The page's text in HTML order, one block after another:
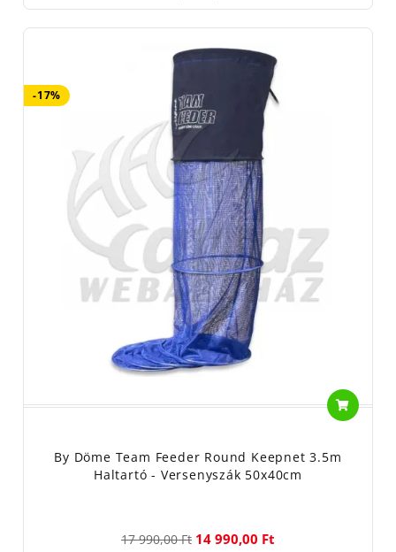
Fox - Fox International Group LTD. Belgium, 21255 Beerse,
Dennenlaan u 3/A
Guru - Korda Europe BV, Hollandia, 6460 BC Kerkrade, PO BOX
Matrix - Fox International Group LTD. Belgium, 21255 Beerse,
Nevis - Top-Fish 2001. Kft, 8200 Veszprém, Ciklámen u.14
Okuma - Rapala VMC France S.A.S Franciaország, 90140
Bourogne, des Chénes u.3
Preston Innovations - Preston Innovations Europe, Belgium,
21255 Beerse, Dennenlaan u 3/A
Prologic - Svendsen Sport A/S, Dánia, 4621 Gadstrup,
Erhervervsparken u.14
Shimano - Shimano Polska SP. Z O.O, Lengyelország, 62023
Gądki, J. Gutenberga 9
Használati útmutató: Haltartó szák, a kifogott halak tárolására
Tisztítása: tiszta vízzel, törlőkendővel
Nem játék, gyermekektől elzárva tartandó!
-17%
By Döme Team Feeder Round Keepnet 3.5m
Haltartó - Versenyszák 50x40cm
17 990,00 Ft 14 990,00 Ft